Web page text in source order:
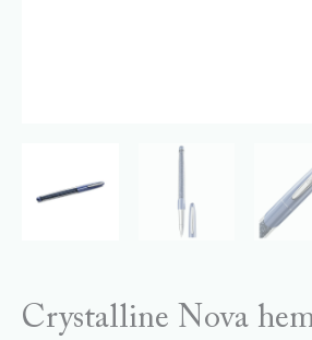
Crystalline Nova